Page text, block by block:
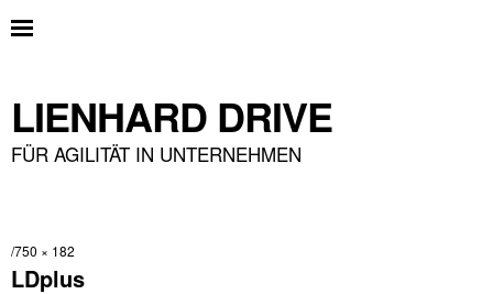
LIENHARD DRIVE
FÜR AGILITÄT IN UNTERNEHMEN
750 × 182
LDplus